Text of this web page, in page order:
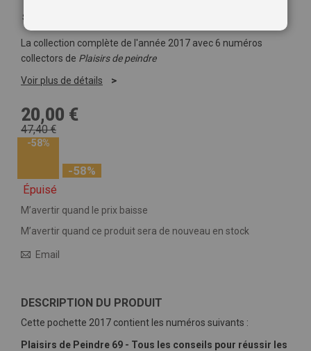
Soyez le premier à commenter ce produit
La collection complète de l'année 2017 avec 6 numéros
collectors de Plaisirs de peindre
Voir plus de détails
20,00 €
47,40 €
-58%
-58%
Épuisé
M’avertir quand le prix baisse
M’avertir quand ce produit sera de nouveau en stock
Email
DESCRIPTION DU PRODUIT
Cette pochette 2017 contient les numéros suivants :
Plaisirs de Peindre 69 - Tous les conseils pour réussir les